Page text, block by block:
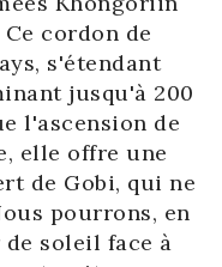
cordon de
s'étendant
jusqu'à 200
l'ascension de
elle offre une
de Gobi, qui ne
pourrons, en
soleil face à